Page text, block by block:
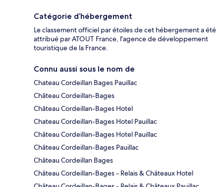
Catégorie d’hébergement
Le classement officiel par étoiles de cet hébergement a été
attribué par ATOUT France, l'agence de développement
touristique de la France.
Connu aussi sous le nom de
Chateau Cordeillan Bages Pauillac
Château Cordeillan-Bages
Château Cordeillan-Bages Hotel
Chateau Cordeillan-Bages Hotel Pauillac
Château Cordeillan-Bages Hotel Pauillac
Château Cordeillan-Bages Pauillac
Château Cordeillan Bages
Château Cordeillan-Bages - Relais & Châteaux Hotel